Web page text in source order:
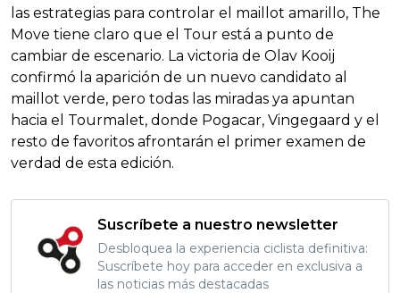
las estrategias para controlar el maillot amarillo, The
Move tiene claro que el Tour está a punto de
cambiar de escenario. La victoria de Olav Kooij
confirmó la aparición de un nuevo candidato al
maillot verde, pero todas las miradas ya apuntan
hacia el Tourmalet, donde Pogacar, Vingegaard y el
resto de favoritos afrontarán el primer examen de
verdad de esta edición.
Suscríbete a nuestro newsletter
Desbloquea la experiencia ciclista definitiva:
Suscríbete hoy para acceder en exclusiva a
las noticias más destacadas